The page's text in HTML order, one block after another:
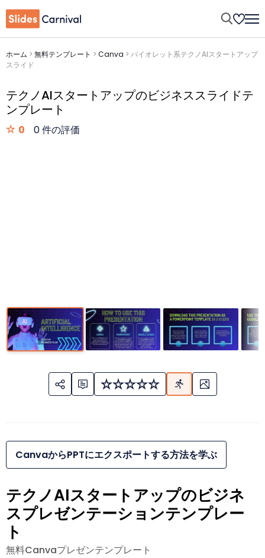
ホーム > 無料テンプレート > Canva > バイオレット系テクノAIスタートアップ
スライド
テクノAIスタートアップのビジネススライドテ
ンプレート
0 0 件の評価
CanvaからPPTにエクスポートする方法を学ぶ
テクノAIスタートアップのビジネ
スプレゼンテーションテンプレー
ト
無料Canvaプレゼンテンプレート